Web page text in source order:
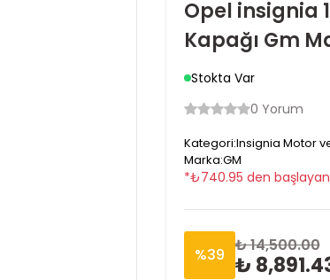
Opel insignia
Kapağı Gm
Stokta Var
0 Yorum
Kategori:Insignia Motor
Marka:GM
*₺740.95 den
%39 ₺ 14,500.00
₺